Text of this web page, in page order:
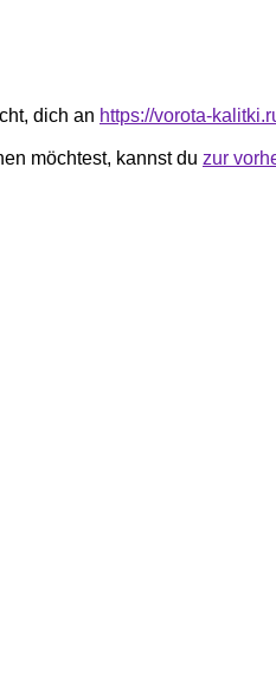
dich an https://vorota-
möchtest, kannst du zur